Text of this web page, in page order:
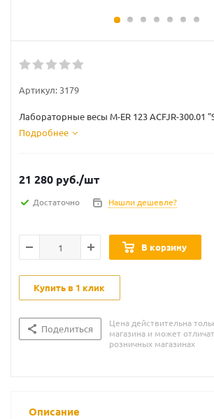
Артикул: 3179
Лабораторные весы M-ER 123 АCFJR-300.01
Подробнее
21 280 руб./шт
Достаточно Нашли дешевле?
В корзину
Купить в 1 клик
Поделиться
Цена действительна
магазина и может
розничных магазинах
Описание